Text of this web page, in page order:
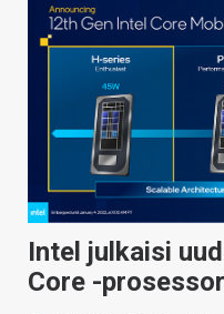
Intel julkaisi
Core -